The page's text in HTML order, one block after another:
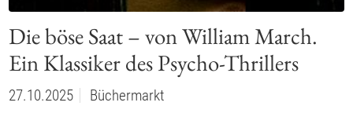
Die böse Saat – von William March.
Ein Klassiker des Psycho-Thrillers
27.10.2025
Büchermarkt